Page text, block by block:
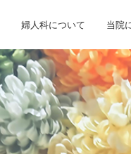
婦人科について 当院